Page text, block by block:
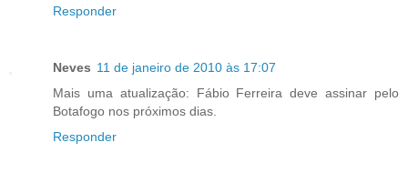
Responder
Neves 11 de janeiro de 2010 às 17:07
Mais uma atualização: Fábio Ferreira deve assinar pelo
Botafogo nos próximos dias.
Responder